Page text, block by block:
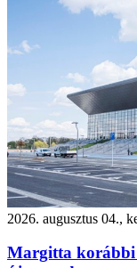
2026. augusztus 04.,
Margitta korábbi